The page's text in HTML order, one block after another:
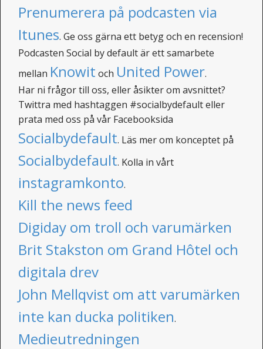
Prenumerera på podcasten via
Itunes. Ge oss gärna ett betyg och en recension!
Podcasten Social by default är ett samarbete
mellan Knowit och United Power.
Har ni frågor till oss, eller åsikter om avsnittet?
Twittra med hashtaggen #socialbydefault eller
prata med oss på vår Facebooksida
Socialbydefault. Läs mer om konceptet på
Socialbydefault. Kolla in vårt
instagramkonto.
Kill the news feed
Digiday om troll och varumärken
Brit Stakston om Grand Hôtel och
digitala drev
John Mellqvist om att varumärken
inte kan ducka politiken.
Medieutredningen